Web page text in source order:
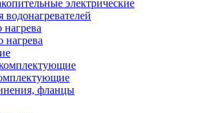
электрические
нагрева
фланцы